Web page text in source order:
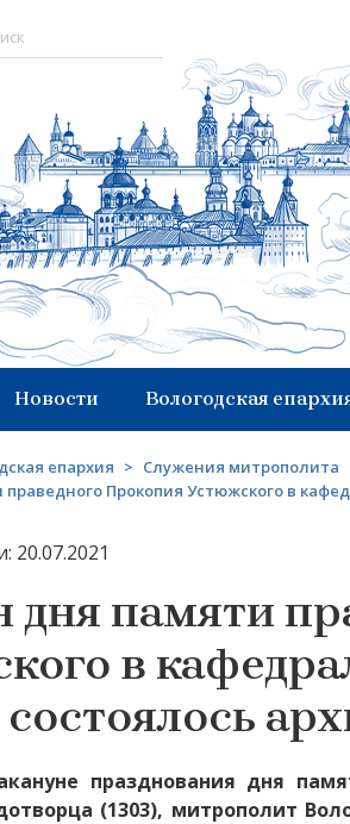
Новости Вологодская
епархия > Служения митрополита
Прокопия Устюжского в
20.07.2021
дня памяти
в
празднования дня
(1303), митрополит